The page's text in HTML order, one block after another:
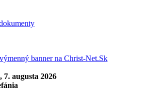
7. augusta 2026